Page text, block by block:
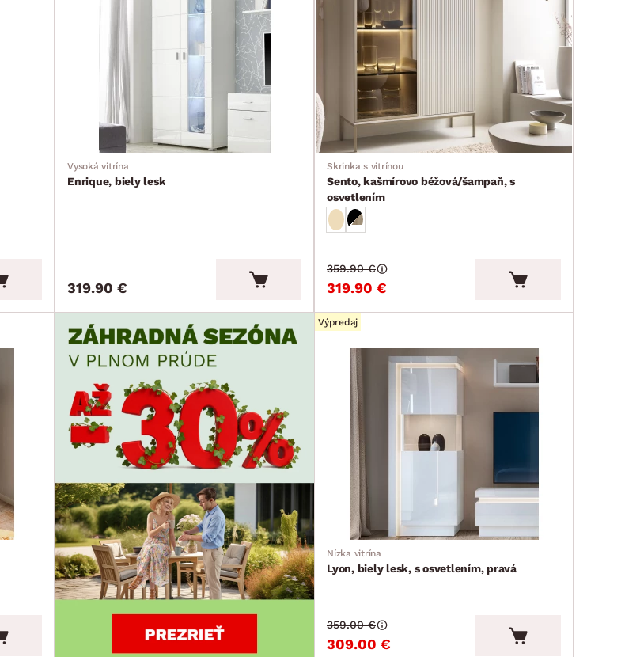
Vysoká vitrína
Enrique, biely lesk
319.90 €
Skrinka s vitrínou
Sento, kašmírovo béžová/šampaň, s
osvetlením
319.90 €
359.90 €
Výpredaj
Nízka vitrína
Lyon, biely lesk, s osvetlením, pravá
309.00 €
359.00 €